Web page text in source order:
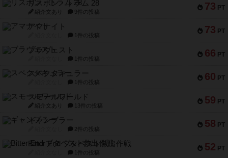
73 PT
リスボン・トラム 28
紹介文あり 9件の投稿
73 PT
アマナイト
1件の投稿
66 PT
ブラヴェスト
1件の投稿
60 PT
スペクタキュラー
1件の投稿
59 PT
スモールワールド
紹介文あり 13件の投稿
58 PT
ギャンブラー
2件の投稿
52 PT
Bitter End ブタペスト救出作戦
1件の投稿